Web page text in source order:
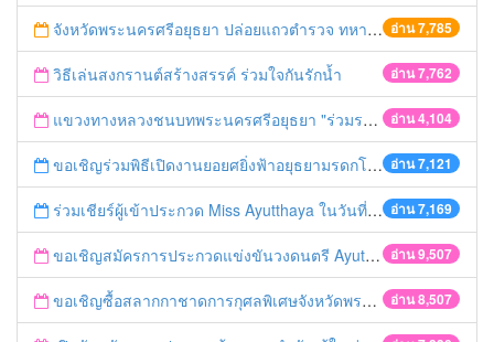
อ่าน 7,785
จังหวัดพระนครศรีอยุธยา ปล่อยแถวตำรวจ ทหาร ฝ่ายปกครอง กว่า 100 นาย ตรวจเข้มท่ารถสาธารณะ สถานีขนส่งรถโดยสาร วินรถตู้ และสถานีรถไฟ เตรียมรับมือเทศกาลสงกรานต์
อ่าน 7,762
วิธีเล่นสงกรานต์สร้างสรรค์ ร่วมใจกันรักน้ำ
อ่าน 4,104
แขวงทางหลวงชนบทพระนครศรีอยุธยา "ร่วมรณรงค์ ขับช้า เปิดไฟหน้า คาดเข็มขัด" เทศกาลสงกรานต์ ปี 2561
อ่าน 7,121
ขอเชิญร่วมพิธีเปิดงานยอยศยิ่งฟ้าอยุธยามรดกโลก
อ่าน 7,169
ร่วมเชียร์ผู้เข้าประกวด Miss Ayutthaya ในวันที่ 15 ธันวาคม 2560
อ่าน 9,507
ขอเชิญสมัครการประกวดแข่งขันวงดนตรี Ayutthaya battle of the bands
อ่าน 8,507
ขอเชิญซื้อสลากกาชาดการกุศลพิเศษจังหวัดพระนครศรีอยุธยา 2560